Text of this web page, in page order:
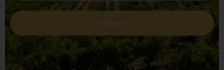
S'inscrire